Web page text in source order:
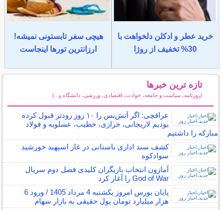
خرید عطر و ادکلن دلخواهت با
30% تخفیف از روژا
هیچی سفر تابستونی نمیشه!
ارزانترین تورها اینجاست
تازه ترین خبرها
(روزنامه، سیاست و جامعه، حوادث، اقتصادی، ورزشی، دانشگاه و...)
عراقچی: اگر آتش‌بس را ۱۰ روز زودتر قبول کرده
بودیم لاریجانی، خرازی، خطیب، عسلویه و فولاد
مبارکه را داشتیم
کشف سند اداری باستانی در غار اسپهبد خورشید
سوادکوه
آمازون انتخاب بازیگران کلیدی فصل دوم سریال
God of War را آغاز کرد
پایان بورس امروز یکشنبه 4 مرداد 1405 / ورود 6
هزار میلیارد تومان پول حقیقی به بازار سهام